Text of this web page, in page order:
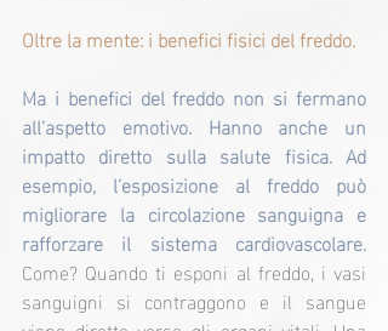
Oltre la mente: i benefici fisici del freddo.
Ma i benefici del freddo non si fermano
all’aspetto emotivo. Hanno anche un
impatto diretto sulla salute fisica. Ad
esempio, l’esposizione al freddo può
migliorare la circolazione sanguigna e
Come? Quando ti esponi al freddo, i vasi
sanguigni si contraggono e il sangue